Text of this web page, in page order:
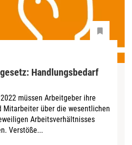
Handlungsbedarf
müssen Arbeitgeber ihre
Mitarbeiter über die wesentlichen
Arbeitsverhältnisses
Verstöße...